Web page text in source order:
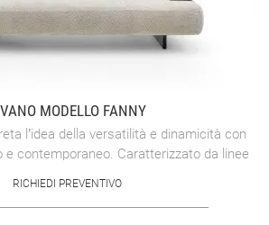
MODELLO FANNY
l’idea della versatilità e dinamicità con
e contemporaneo. Caratterizzato da linee
RICHIEDI PREVENTIVO